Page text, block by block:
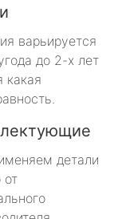
варьируется
до 2-х лет
какая
детали
от